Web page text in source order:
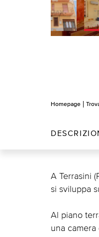
Homepage
A Terrasini
si sviluppa
Al piano
una